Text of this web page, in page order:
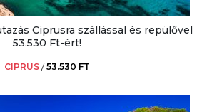
Ciprusra szállással és repülővel
53.530 Ft-ért!
CIPRUS /53.530 FT